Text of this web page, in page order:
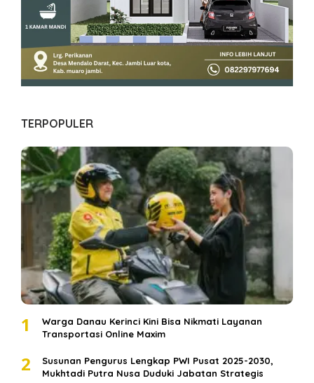
TERPOPULER
1
Warga Danau Kerinci Kini Bisa Nikmati Layanan
Transportasi Online Maxim
2
Susunan Pengurus Lengkap PWI Pusat 2025-2030,
Mukhtadi Putra Nusa Duduki Jabatan Strategis